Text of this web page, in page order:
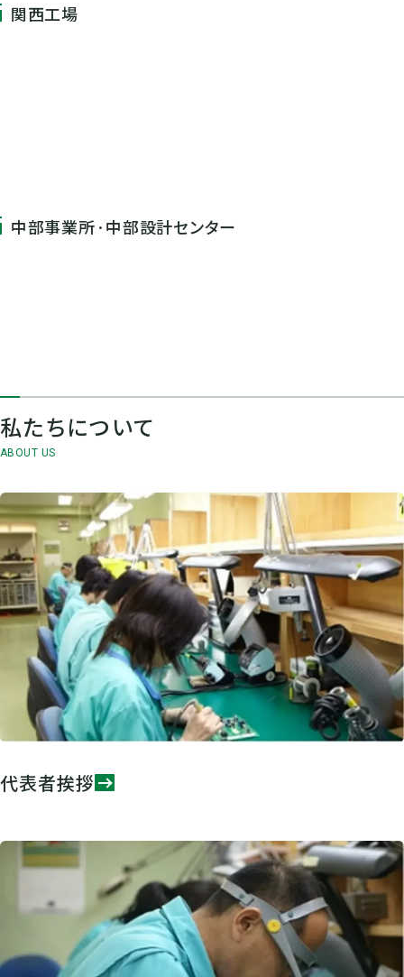
関西工場
中部事業所·中部設計センター
私たちについて
ABOUT US
代表者挨拶